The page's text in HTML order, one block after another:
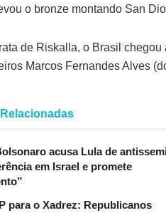
o bronze montando San
de Riskalla, o Brasil
Marcos Fernandes Alves
Relacionadas
acusa Lula de
em Israel e promete
para o Xadrez: Republicanos